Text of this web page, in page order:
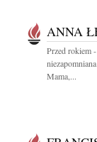
ANNA
Przed rokiem
Mama,...